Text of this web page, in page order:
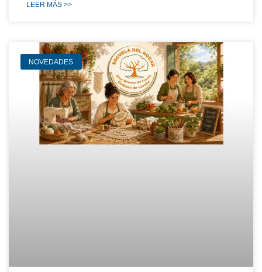
LEER MÁS >>
NOVEDADES